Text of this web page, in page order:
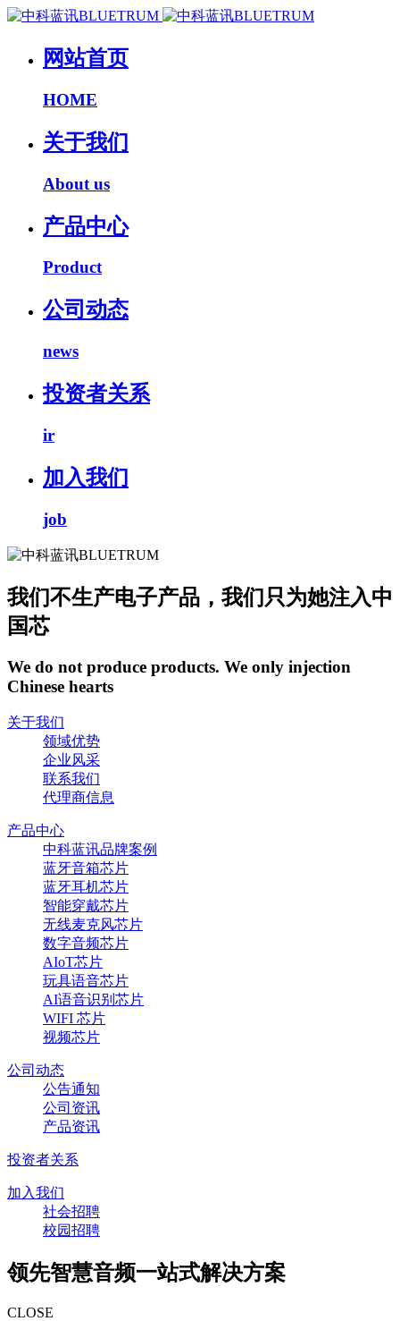
网站首页
HOME
关于我们
About us
产品中心
Product
公司动态
news
投资者关系
ir
加入我们
job
我们不生产电子产品，我们只为她注入中
国芯
We do not produce products. We only injection
Chinese hearts
关于我们
领域优势
企业风采
联系我们
代理商信息
产品中心
中科蓝讯品牌案例
蓝牙音箱芯片
蓝牙耳机芯片
智能穿戴芯片
无线麦克风芯片
数字音频芯片
AIoT芯片
玩具语音芯片
AI语音识别芯片
WIFI 芯片
视频芯片
公司动态
公告通知
公司资讯
产品资讯
投资者关系
加入我们
社会招聘
校园招聘
领先智慧音频一站式解决方案
CLOSE